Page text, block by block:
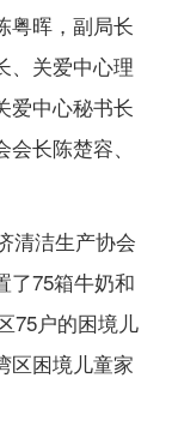
粤晖，副局长
、关爱中心理
爱中心秘书长
长陈楚容、
清洁生产协会
了75箱牛奶和
75户的困境儿
区困境儿童家